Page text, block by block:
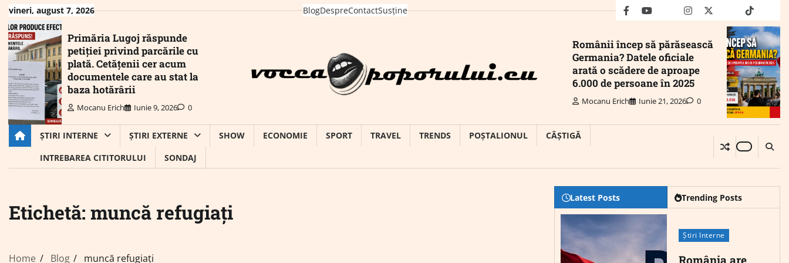
Skip
content
vineri, august 7, 2026 BlogDespreContactSusține facebookyoutubeMailinstagram
twitter truthtiktok
Primăria Lugoj răspunde
petiției privind parcările cu
plată. Cetățenii cer acum
documentele care au stat la
baza hotărârii
Mocanu Erich Iunie 9, 2026 0
Românii încep să părăsească
Germania? Datele oficiale
arată o scădere de aproape
6.000 de persoane în 2025
Mocanu Erich Iunie 21, 2026 0
ȘTIRI INTERNE ȘTIRI EXTERNE SHOW ECONOMIE SPORT TRAVEL TRENDS POȘTALIONUL
CÂȘTIGĂ
INTREBAREA CITITORULUI
SONDAJ
Etichetă: muncă refugiați
Home Blog muncă refugiați
Latest Posts Trending Posts
Știri Interne
România are